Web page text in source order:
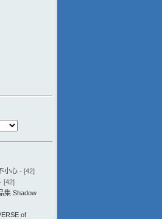
小心 - [42]
- [42]
集 Shadow
of